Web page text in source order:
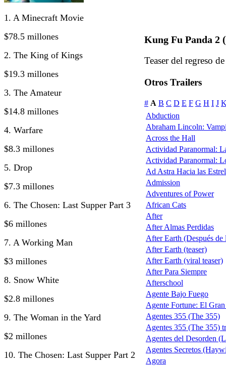
1. A Minecraft Movie
$78.5 millones
2. The King of Kings
$19.3 millones
3. The Amateur
$14.8 millones
4. Warfare
$8.3 millones
5. Drop
$7.3 millones
6. The Chosen: Last Supper Part 3
$6 millones
7. A Working Man
$3 millones
8. Snow White
$2.8 millones
9. The Woman in the Yard
$2 millones
10. The Chosen: Last Supper Part 2
Kung Fu Panda 2
Teaser del regreso
Otros Trailers
# A B C D E F G H I J
Abduction
Abraham Lincoln:
Across the Hall
Actividad Paranormal:
Actividad Paranormal:
Ad Astra Hacia las
Admission
Adventures of Power
African Cats
After
After Almas Perdidas
After Earth (Después de
After Earth (teaser)
After Earth (viral teaser)
After Para Siempre
Afterschool
Agente Bajo Fuego
Agente Fortune: El
Agentes 355 (The 355)
Agentes 355 (The 355)
Agentes del Desorden
Agentes Secretos
Agora